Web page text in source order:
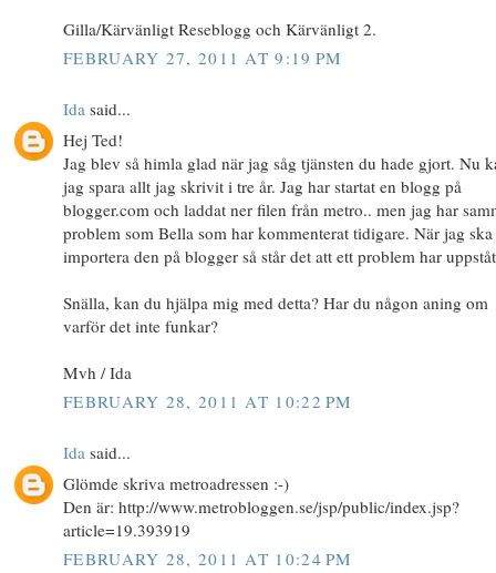
Gilla/Kärvänligt Reseblogg och Kärvänligt 2.
FEBRUARY 27, 2011 AT 9:19 PM
Ida said...
Hej Ted!
Jag blev så himla glad när jag såg tjänsten du hade gjort. Nu
jag spara allt jag skrivit i tre år. Jag har startat en blogg på
blogger.com och laddat ner filen från metro.. men jag har
problem som Bella som har kommenterat tidigare. När jag ska
importera den på blogger så står det att ett problem har
Snälla, kan du hjälpa mig med detta? Har du någon aning om
varför det inte funkar?
Mvh / Ida
FEBRUARY 28, 2011 AT 10:22 PM
Ida said...
Glömde skriva metroadressen :-)
Den är: http://www.metrobloggen.se/jsp/public/index.jsp?
article=19.393919
FEBRUARY 28, 2011 AT 10:24 PM